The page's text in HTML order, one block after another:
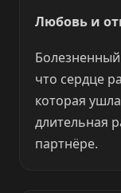
Любовь и
что сердце
которая
длительная
партнёре.